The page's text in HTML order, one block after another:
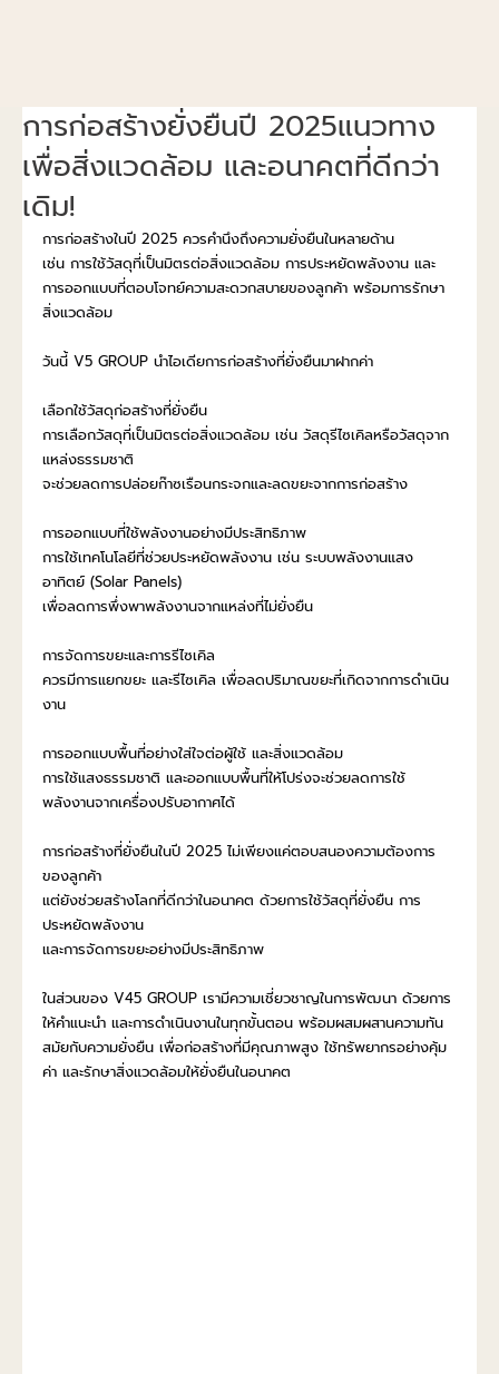
การก่อสร้างยั่งยืนปี 2025แนวทาง
เพื่อสิ่งแวดล้อม และอนาคตที่ดีกว่า
เดิม!
การก่อสร้างในปี 2025 ควรคำนึงถึงความยั่งยืนในหลายด้าน
เช่น การใช้วัสดุที่เป็นมิตรต่อสิ่งแวดล้อม การประหยัดพลังงาน และ
การออกแบบที่ตอบโจทย์ความสะดวกสบายของลูกค้า พร้อมการรักษา
สิ่งแวดล้อม
วันนี้ V5 GROUP นำไอเดียการก่อสร้างที่ยั่งยืนมาฝากค่า
เลือกใช้วัสดุก่อสร้างที่ยั่งยืน
การเลือกวัสดุที่เป็นมิตรต่อสิ่งแวดล้อม เช่น วัสดุรีไซเคิลหรือวัสดุจาก
แหล่งธรรมชาติ
จะช่วยลดการปล่อยก๊าซเรือนกระจกและลดขยะจากการก่อสร้าง
การออกแบบที่ใช้พลังงานอย่างมีประสิทธิภาพ
การใช้เทคโนโลยีที่ช่วยประหยัดพลังงาน เช่น ระบบพลังงานแสง
อาทิตย์ (Solar Panels)
เพื่อลดการพึ่งพาพลังงานจากแหล่งที่ไม่ยั่งยืน
การจัดการขยะและการรีไซเคิล
ควรมีการแยกขยะ และรีไซเคิล เพื่อลดปริมาณขยะที่เกิดจากการดำเนิน
งาน
การออกแบบพื้นที่อย่างใส่ใจต่อผู้ใช้ และสิ่งแวดล้อม
การใช้แสงธรรมชาติ และออกแบบพื้นที่ให้โปร่งจะช่วยลดการใช้
พลังงานจากเครื่องปรับอากาศได้
การก่อสร้างที่ยั่งยืนในปี 2025 ไม่เพียงแค่ตอบสนองความต้องการ
ของลูกค้า
แต่ยังช่วยสร้างโลกที่ดีกว่าในอนาคต ด้วยการใช้วัสดุที่ยั่งยืน การ
ประหยัดพลังงาน
และการจัดการขยะอย่างมีประสิทธิภาพ
ในส่วนของ V45 GROUP เรามีความเชี่ยวชาญในการพัฒนา ด้วยการ
ให้คำแนะนำ และการดำเนินงานในทุกขั้นตอน พร้อมผสมผสานความทัน
สมัยกับความยั่งยืน เพื่อก่อสร้างที่มีคุณภาพสูง ใช้ทรัพยากรอย่างคุ้ม
ค่า และรักษาสิ่งแวดล้อมให้ยั่งยืนในอนาคต